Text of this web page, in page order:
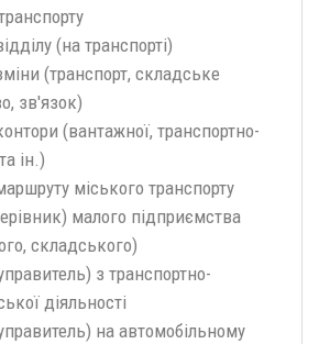
(на транспорті)
(транспорт, складське
зв'язок)
(вантажної, транспортно-
ін.)
міського транспорту
малого підприємства
складського)
з транспортно-
діяльності
на автомобільному